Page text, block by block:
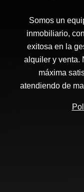
Somos un
inmobiliario,
exitosa en la
alquiler y venta.
máxima
atendiendo de